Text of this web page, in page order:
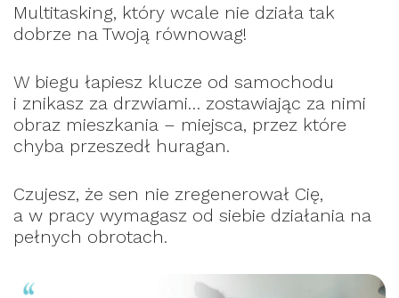
Multitasking, który wcale nie działa tak
dobrze na Twoją równowag!
W biegu łapiesz klucze od samochodu
i znikasz za drzwiami… zostawiając za nimi
obraz mieszkania – miejsca, przez które
chyba przeszedł huragan.
Czujesz, że sen nie zregenerował Cię,
a w pracy wymagasz od siebie działania na
pełnych obrotach.